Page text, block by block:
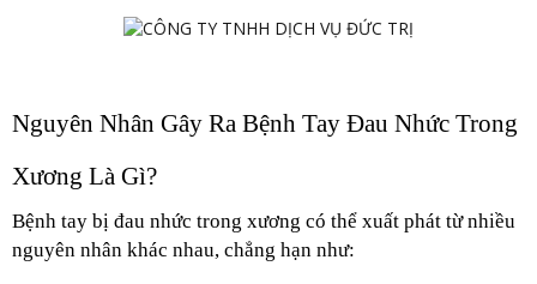
Nguyên Nhân Gây Ra Bệnh Tay Đau Nhức Trong
Xương Là Gì?
Bệnh tay bị đau nhức trong xương có thể xuất phát từ nhiều
nguyên nhân khác nhau, chẳng hạn như: